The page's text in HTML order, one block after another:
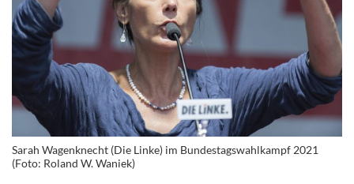
Sarah Wagenknecht (Die Linke) im Bundestagswahlkampf 2021
(Foto: Roland W. Waniek)